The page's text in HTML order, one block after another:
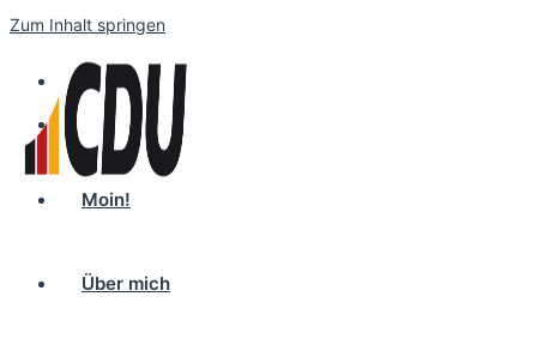
Zum Inhalt springen
Moin!
Über mich